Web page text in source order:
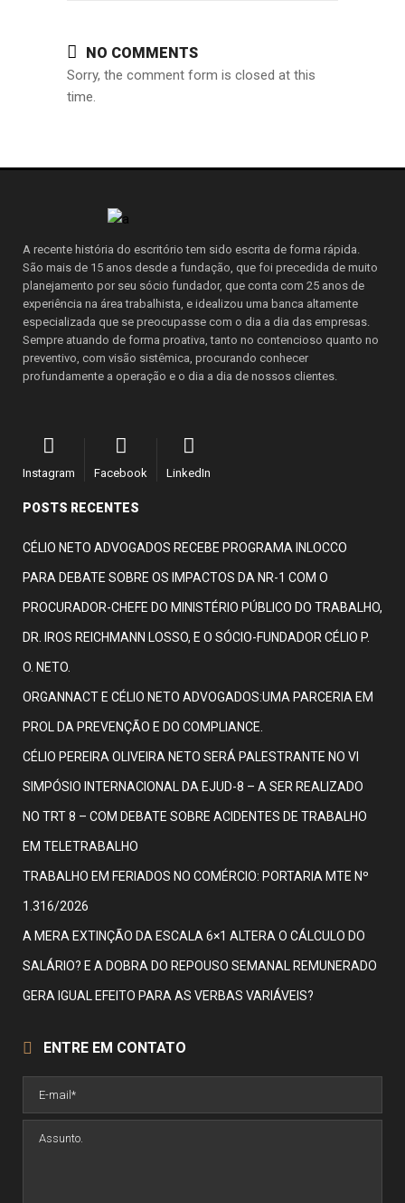
NO COMMENTS
Sorry, the comment form is closed at this
time.
A recente história do escritório tem sido escrita de forma rápida.
São mais de 15 anos desde a fundação, que foi precedida de muito
planejamento por seu sócio fundador, que conta com 25 anos de
experiência na área trabalhista, e idealizou uma banca altamente
especializada que se preocupasse com o dia a dia das empresas.
Sempre atuando de forma proativa, tanto no contencioso quanto no
preventivo, com visão sistêmica, procurando conhecer
profundamente a operação e o dia a dia de nossos clientes.
Instagram Facebook LinkedIn
POSTS RECENTES
CÉLIO NETO ADVOGADOS RECEBE PROGRAMA INLOCCO
PARA DEBATE SOBRE OS IMPACTOS DA NR-1 COM O
PROCURADOR-CHEFE DO MINISTÉRIO PÚBLICO DO TRABALHO,
DR. IROS REICHMANN LOSSO, E O SÓCIO-FUNDADOR CÉLIO P.
O. NETO.
ORGANNACT E CÉLIO NETO ADVOGADOS:UMA PARCERIA EM
PROL DA PREVENÇÃO E DO COMPLIANCE.
CÉLIO PEREIRA OLIVEIRA NETO SERÁ PALESTRANTE NO VI
SIMPÓSIO INTERNACIONAL DA EJUD-8 – A SER REALIZADO
NO TRT 8 – COM DEBATE SOBRE ACIDENTES DE TRABALHO
EM TELETRABALHO
TRABALHO EM FERIADOS NO COMÉRCIO: PORTARIA MTE Nº
1.316/2026
A MERA EXTINÇÃO DA ESCALA 6×1 ALTERA O CÁLCULO DO
SALÁRIO? E A DOBRA DO REPOUSO SEMANAL REMUNERADO
GERA IGUAL EFEITO PARA AS VERBAS VARIÁVEIS?
ENTRE EM CONTATO